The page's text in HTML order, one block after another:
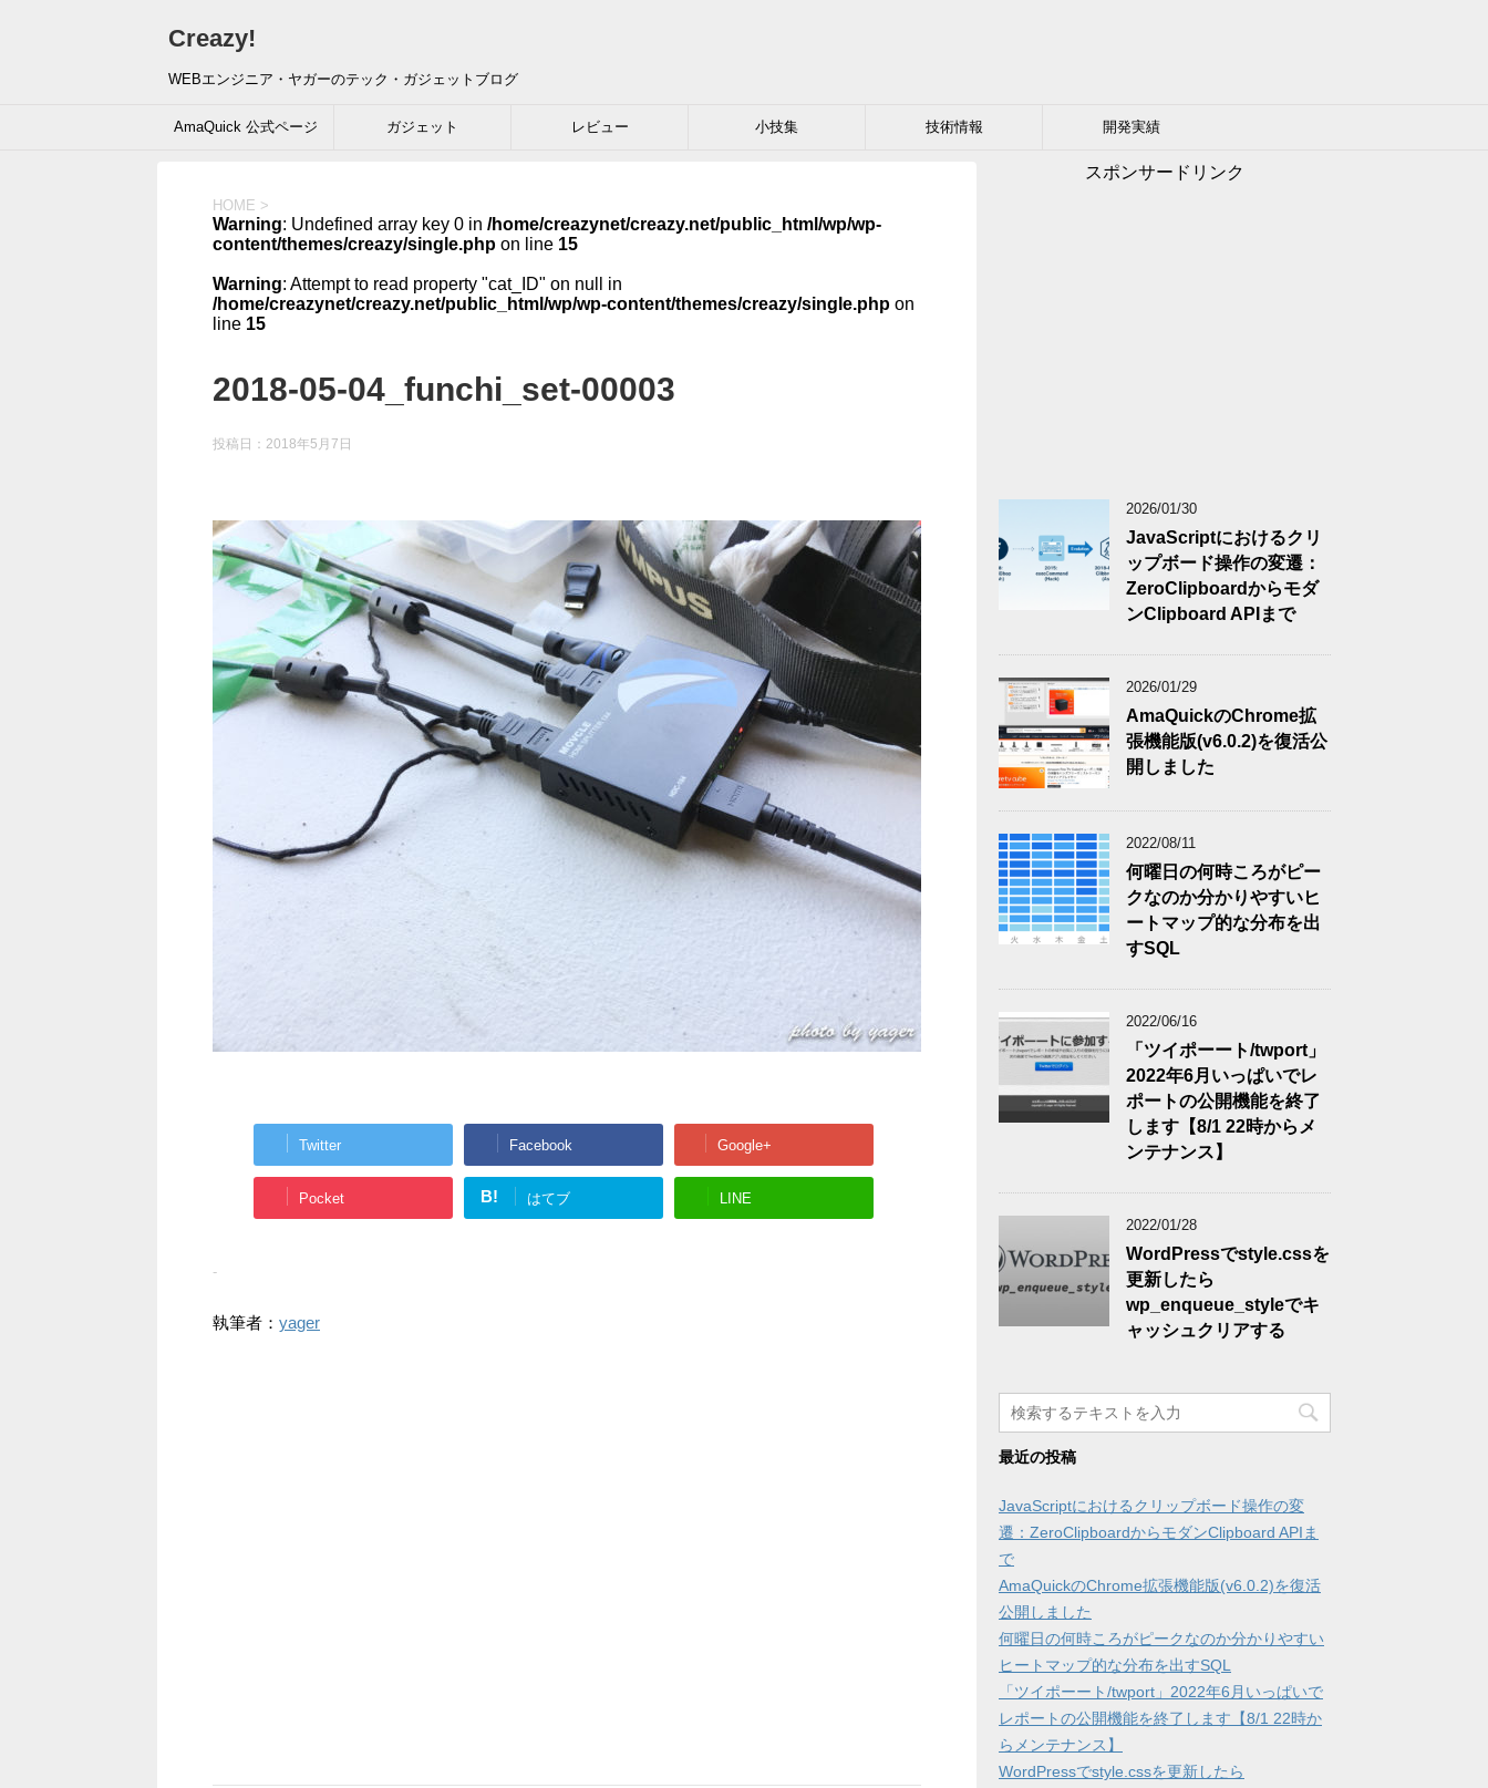
Creazy!
WEBエンジニア・ヤガーのテック・ガジェットブログ
AmaQuick 公式ページ ガジェット レビュー 小技集 技術情報 開発実績
HOME >
Warning: Undefined array key 0 in /home/creazynet/creazy.net/public_html/wp/wp-
content/themes/creazy/single.php on line 15
Warning: Attempt to read property "cat_ID" on null in
/home/creazynet/creazy.net/public_html/wp/wp-content/themes/creazy/single.php on
line 15
2018-05-04_funchi_set-00003
投稿日： 2018年5月7日
Twitter Facebook Google+
Pocket B! はてブ LINE
-
執筆者： yager
スポンサードリンク
2026/01/30
JavaScriptにおけるクリ
ップボード操作の変遷：
ZeroClipboardからモダ
ンClipboard APIまで
2026/01/29
AmaQuickのChrome拡
張機能版(v6.0.2)を復活公
開しました
2022/08/11
何曜日の何時ころがピー
クなのか分かりやすいヒ
ートマップ的な分布を出
すSQL
2022/06/16
「ツイポーート/twport」
2022年6月いっぱいでレ
ポートの公開機能を終了
します【8/1 22時からメ
ンテナンス】
2022/01/28
WordPressでstyle.cssを
更新したら
wp_enqueue_styleでキ
ャッシュクリアする
最近の投稿
JavaScriptにおけるクリップボード操作の変
遷：ZeroClipboardからモダンClipboard APIま
で
AmaQuickのChrome拡張機能版(v6.0.2)を復活
公開しました
何曜日の何時ころがピークなのか分かりやすい
ヒートマップ的な分布を出すSQL
「ツイポーート/twport」2022年6月いっぱいで
レポートの公開機能を終了します【8/1 22時か
らメンテナンス】
WordPressでstyle.cssを更新したら